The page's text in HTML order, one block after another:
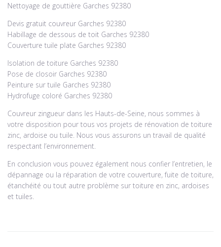
Nettoyage de gouttière Garches 92380
Devis gratuit couvreur Garches 92380
Habillage de dessous de toit Garches 92380
Couverture tuile plate Garches 92380
Isolation de toiture Garches 92380
Pose de closoir Garches 92380
Peinture sur tuile Garches 92380
Hydrofuge coloré Garches 92380
Couvreur zingueur dans les Hauts-de-Seine, nous sommes à
votre disposition pour tous vos projets de rénovation de toiture
zinc, ardoise ou tuile. Nous vous assurons un travail de qualité
respectant l’environnement.
En conclusion vous pouvez également nous confier l’entretien, le
dépannage ou la réparation de votre couverture, fuite de toiture,
étanchéité ou tout autre problème sur toiture en zinc, ardoises
et tuiles.